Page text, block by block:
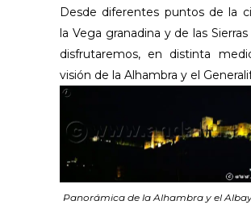
Desde diferentes puntos de la
la Vega granadina y de las
disfrutaremos, en distinta
visión de la Alhambra y el
Panorámica de la Alhambra y el